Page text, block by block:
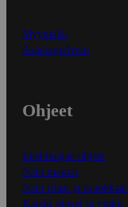
Myymälät
Asiakaspalvelu
Ohjeet
Ensitilaajan ohjeet
Näin maksat
Näin tilaat ja muokkaat
Kaikki ohjeet ja vinkit